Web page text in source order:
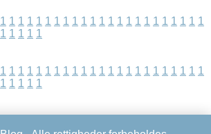
1 1 1 1 1 1 1 1 1 1 1 1 1 1 1 1 1 1 1 1 1 1 1
1 1 1 1 1
1 1 1 1 1 1 1 1 1 1 1 1 1 1 1 1 1 1 1 1 1 1 1
1 1 1 1 1